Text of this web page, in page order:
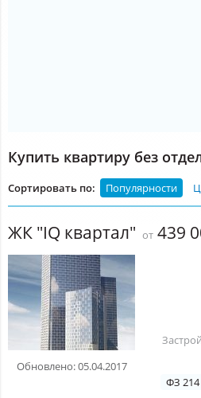
Купить квартиру без
Сортировать по: Популярности
ЖК "IQ квартал" от 439
Обновлено: 05.04.2017
ФЗ 214